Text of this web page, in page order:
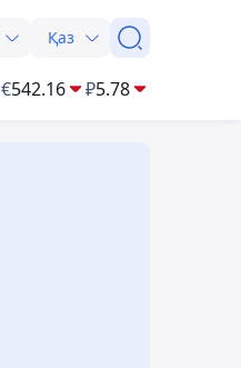
Қаз
€542.16 ₽5.78